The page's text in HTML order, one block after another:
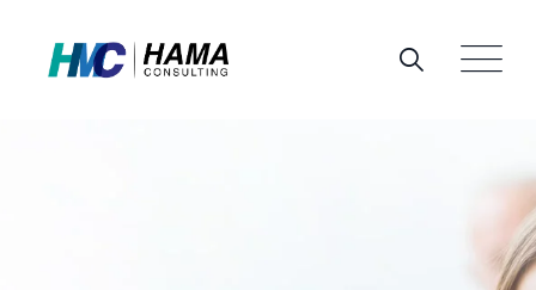
content